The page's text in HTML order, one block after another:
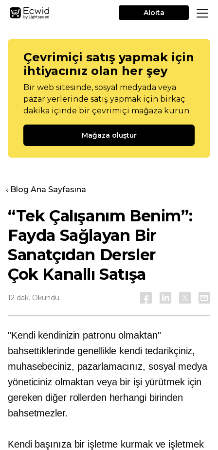
Aloita
Çevrimiçi satış yapmak için
ihtiyacınız olan her şey
Bir web sitesinde, sosyal medyada veya
pazar yerlerinde satış yapmak için birkaç
dakika içinde bir çevrimiçi mağaza kurun.
Mağaza oluştur
‹ Blog Ana Sayfasına
“Tek Çalışanım Benim”:
Fayda Sağlayan Bir
Sanatçıdan Dersler
Çok Kanallı Satışa
12 dak. Okundu
"Kendi kendinizin patronu olmaktan"
bahsettiklerinde genellikle kendi tedarikçiniz,
muhasebeciniz, pazarlamacınız, sosyal medya
yöneticiniz olmaktan veya bir işi yürütmek için
gereken diğer rollerden herhangi birinden
bahsetmezler.
Kendi başınıza bir işletme kurmak ve işletmek